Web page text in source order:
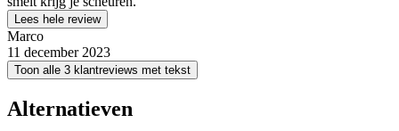
Lees hele review
Marco
11 december 2023
Toon alle 3 klantreviews met tekst
Alternatieven